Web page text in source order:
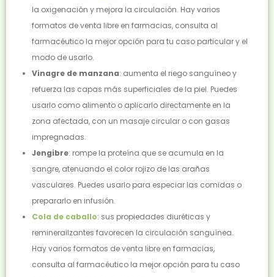
la oxigenación y mejora la circulación. Hay varios
formatos de venta libre en farmacias, consulta al
farmacéutico la mejor opción para tu caso particular y el
modo de usarlo.
Vinagre de manzana: aumenta el riego sanguíneo y
refuerza las capas más superficiales de la piel. Puedes
usarlo como alimento o aplicarlo directamente en la
zona afectada, con un masaje circular o con gasas
impregnadas.
Jengibre: rompe la proteína que se acumula en la
sangre, atenuando el color rojizo de las arañas
vasculares. Puedes usarlo para especiar las comidas o
prepararlo en infusión.
Cola de caballo: sus propiedades diuréticas y
reminerailzantes favorecen la circulación sanguínea.
Hay varios formatos de venta libre en farmacias,
consulta al farmacéutico la mejor opción para tu caso